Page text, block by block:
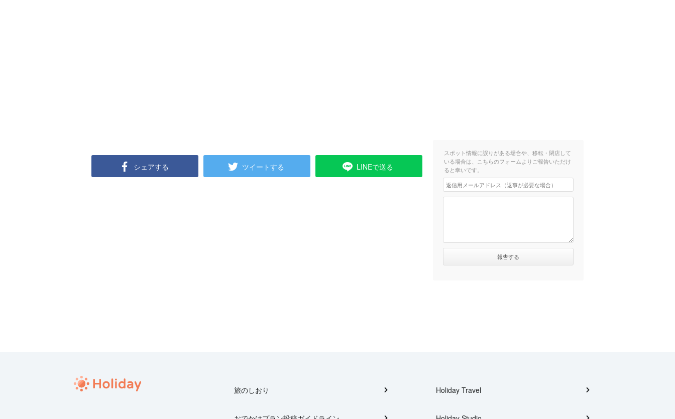
シェアする ツイートする LINEで送る
スポット情報に誤りがある場合や、移転・閉店して
いる場合は、こちらのフォームよりご報告いただけ
ると幸いです。
旅のしおり Holiday Travel